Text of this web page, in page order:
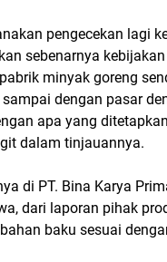
pengecekan lagi
sebenarnya
minyak goreng
dengan pasar
apa yang ditetapkan
dalam tinjauannya.
di PT. Bina Karya
dari laporan pihak
baku sesuai